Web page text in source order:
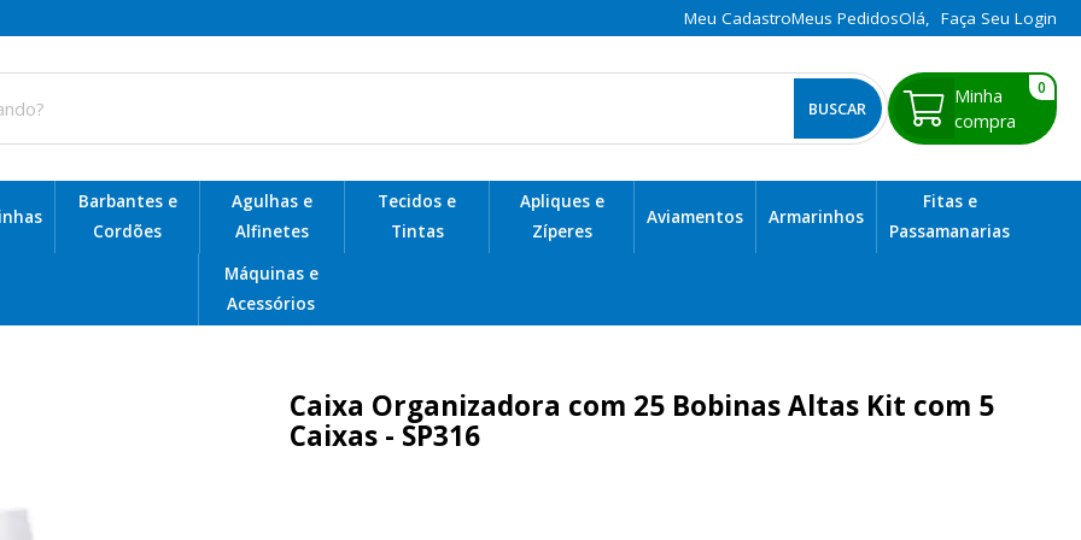
Meu CadastroMeus PedidosOlá, Faça Seu Login
BUSCAR
0
Barbantes e
Cordões
Agulhas e
Alfinetes
Tecidos e
Tintas
Apliques e
Zíperes
Aviamentos Armarinhos
Fitas e
Passamanarias
Máquinas e
Acessórios
Caixa Organizadora com 25 Bobinas Altas Kit com 5
Caixas - SP316